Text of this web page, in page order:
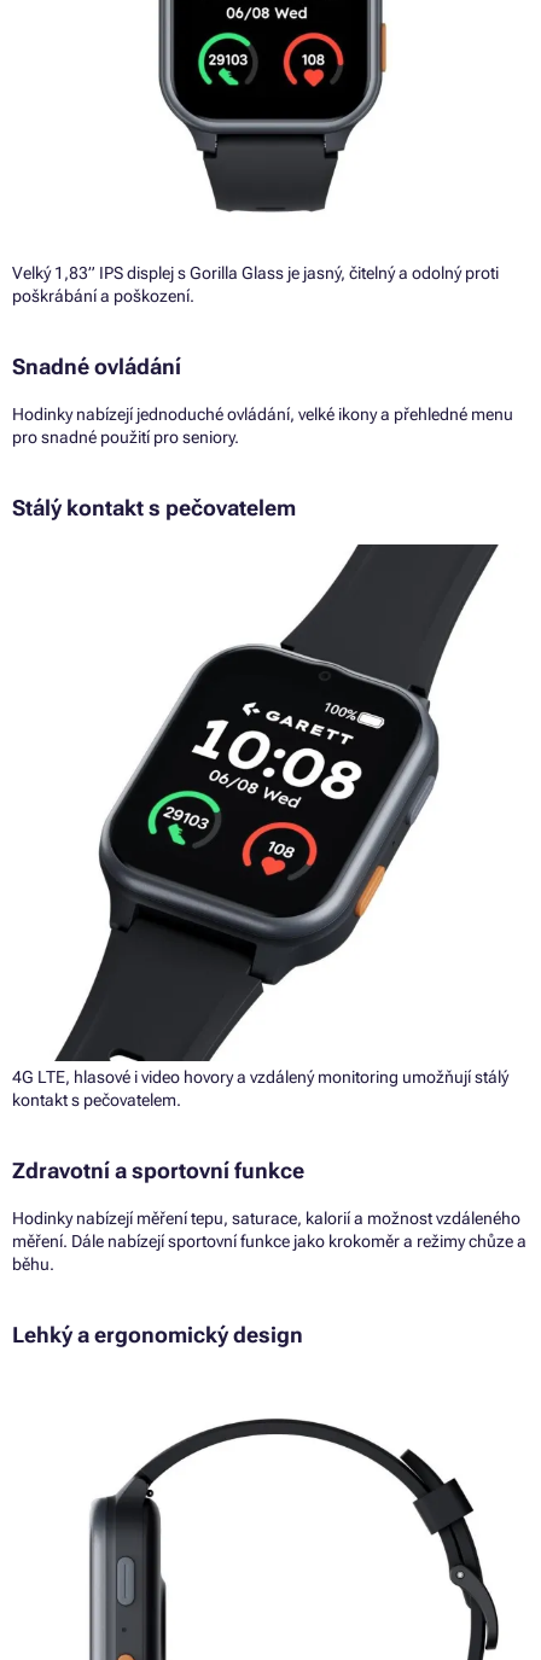
Velký 1,83” IPS displej s Gorilla Glass je jasný, čitelný a odolný proti
poškrábání a poškození.
Snadné ovládání
Hodinky nabízejí jednoduché ovládání, velké ikony a přehledné menu
pro snadné použití pro seniory.
Stálý kontakt s pečovatelem
4G LTE, hlasové i video hovory a vzdálený monitoring umožňují stálý
kontakt s pečovatelem.
Zdravotní a sportovní funkce
Hodinky nabízejí měření tepu, saturace, kalorií a možnost vzdáleného
měření. Dále nabízejí sportovní funkce jako krokoměr a režimy chůze a
běhu.
Lehký a ergonomický design